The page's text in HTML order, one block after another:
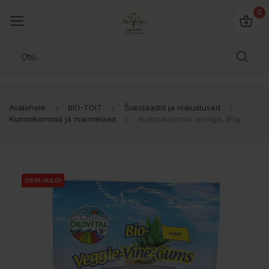
0
Avalehele BIO-TOIT
Šokolaadid ja maiustused
Kummikommid ja marmelaad
Kummikommid veiniga, 80g
OSTA HULGI
OSTA HULGI
OSTA HULGI